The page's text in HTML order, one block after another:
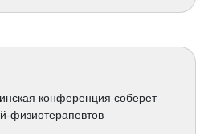
конференция соберет
физиотерапевтов